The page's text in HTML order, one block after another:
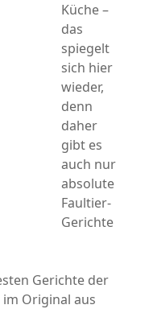
Küche –
das
spiegelt
sich hier
wieder,
denn
daher
gibt es
auch nur
absolute
Faultier-
Gerichte
Gerichte der
Original aus